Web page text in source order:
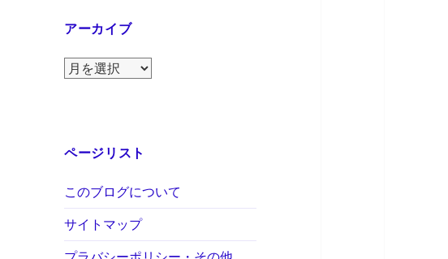
アーカイブ
ア
ブ
ページリスト
このブログについて
サイトマップ